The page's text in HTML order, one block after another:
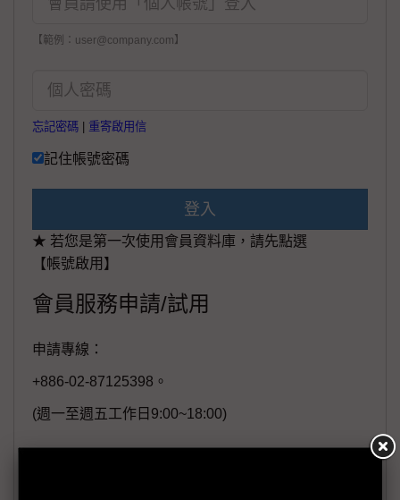
【範例：user@company.com】
忘記密碼 重寄啟用信
記住帳號密碼
登入
★ 若您是第一次使用會員資料庫，請先點選
【帳號啟用】
會員服務申請/試用
申請專線：
+886-02-87125398。
(週一至週五工作日9:00~18:00)